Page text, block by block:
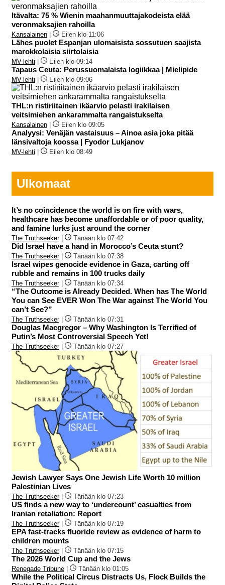
Itävalta: 75 % Wienin maahanmuuttajakodeista elää
veronmaksajien rahoilla
Kansalainen | Eilen klo 11:06
Lähes puolet Espanjan ulomaisista sossutuen saajista
marokkolaisia siirtolaisia
MV-lehti | Eilen klo 09:14
Tapaus Ceuta: Perussuomalaista logiikkaa | Mielipide
MV-lehti | Eilen klo 09:06
THL:n ristiriitainen ikäarvio pelasti irakilaisen
veitsimiehen ankarammalta rangaistukselta
Kansalainen | Eilen klo 09:05
Analyysi: Venäjän vastaisuus – Ainoa asia joka pitää
länsivaltoja koossa | Fyodor Lukjanov
MV-lehti | Eilen klo 08:49
Ulkomaat
It’s no coincidence the world is on fire with wars,
healthcare has become unaffordable or of poor quality,
and famine lurks just around the corner
The Truthseeker| Tänään klo 07:42
Did Israel have a hand in Morocco’s Ceuta stunt?
The Truthseeker| Tänään klo 07:38
Israel wipes genocide evidence in Gaza, carting off
rubble and remains in 100 trucks daily
The Truthseeker| Tänään klo 07:34
“The Outcome is Already Decided. When has The World
You can See EVER Won The War against The World You
can’t See?”
The Truthseeker| Tänään klo 07:31
Douglas Macgregor – Why Washington Is Terrified of
Putin’s Most Controversial Speech Yet!
The Truthseeker| Tänään klo 07:27
Jewish Lawyer Says One Jewish Life Worth 10 million
Palestinian Lives
The Truthseeker| Tänään klo 07:23
US finds a new way to ‘undercount’ casualties from
Iranian retaliation: Report
The Truthseeker| Tänään klo 07:19
EPA fast-tracks fluoride review as evidence of harm to
children mounts
The Truthseeker| Tänään klo 07:15
The 2026 World Cup and the Jews
Renegade Tribune Tänään klo 01:05
While the Political Circus Distracts Us, Flock Builds the